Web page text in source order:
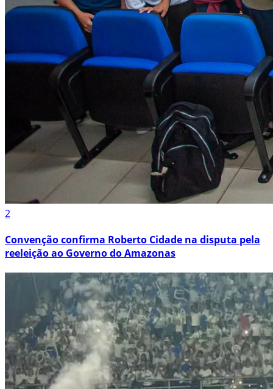
2
Convenção confirma Roberto Cidade na disputa pela
reeleição ao Governo do Amazonas